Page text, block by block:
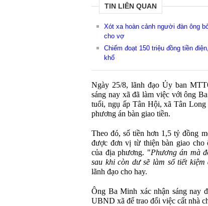
TIN LIÊN QUAN
Xót xa hoàn cảnh người đàn ông
cho vợ
Chiếm đoạt 150 triệu đồng tiền
khổ
Ngày 25/8, lãnh đạo Ủy ban
sáng nay xã đã làm việc với ông
tuổi, ngụ ấp Tân Hội, xã Tân
phương án bàn giao tiền.
Theo đó, số tiền hơn 1,5 tỷ đồng
được đơn vị từ thiện bàn giao
của địa phương. "Phương án mà
sau khi còn dư sẽ làm sổ tiết
lãnh đạo cho hay.
Ông Ba Minh xác nhận sáng nay
UBND xã để trao đổi việc cất nhà